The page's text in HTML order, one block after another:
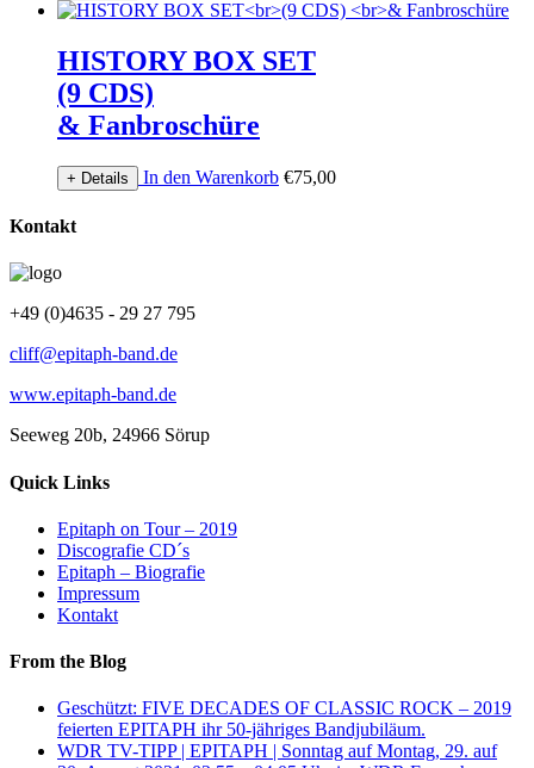
HISTORY BOX SET
(9 CDS)
& Fanbroschüre
+ Details In den Warenkorb €75,00
Kontakt
+49 (0)4635 - 29 27 795
cliff@epitaph-band.de
www.epitaph-band.de
Seeweg 20b, 24966 Sörup
Quick Links
Epitaph on Tour – 2019
Discografie CD´s
Epitaph – Biografie
Impressum
Kontakt
From the Blog
Geschützt: FIVE DECADES OF CLASSIC ROCK – 2019
feierten EPITAPH ihr 50-jähriges Bandjubiläum.
WDR TV-TIPP | EPITAPH | Sonntag auf Montag, 29. auf